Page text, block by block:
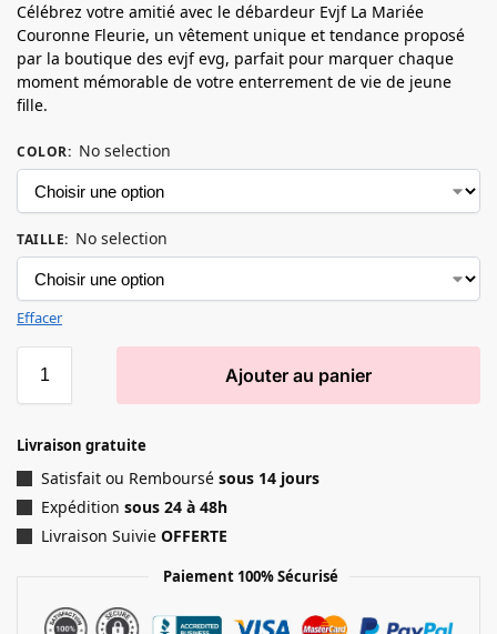
Célébrez votre amitié avec le débardeur Evjf La Mariée
Couronne Fleurie, un vêtement unique et tendance proposé
par la boutique des evjf evg, parfait pour marquer chaque
moment mémorable de votre enterrement de vie de jeune
fille.
COLOR: No selection
TAILLE: No selection
Effacer
Ajouter au panier
Livraison gratuite
Satisfait ou Remboursé sous 14 jours
Expédition sous 24 à 48h
Livraison Suivie OFFERTE
Paiement 100% Sécurisé